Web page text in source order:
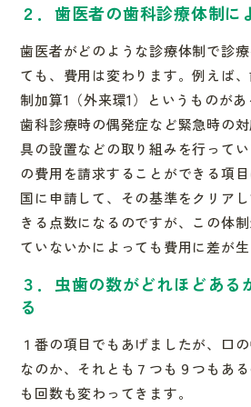
２．歯医者の歯科診療体制に
歯医者がどのような診療体制で診
ても、費用 は変わります。例えば
制加算1（外来環1）
というものが
歯科診療時の偶発症など緊急時の
具の設置などの取り組みを行って
の費用を請求することができる項
国に申請して、その基準をクリア
きる点数になるのですが、この体
ていないかによって も費用に差が生
３．虫歯の数がどれほどある
る
１番の項目でもあげましたが、口
なのか、それとも７つも９つもあ
も回数も変わってきます。